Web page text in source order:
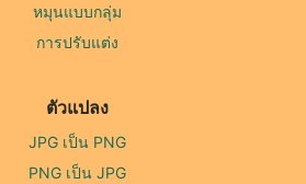
หมุนแบบกลุ่ม
การปรับแต่ง
ตัวแปลง
JPG เป็น PNG
PNG เป็น JPG